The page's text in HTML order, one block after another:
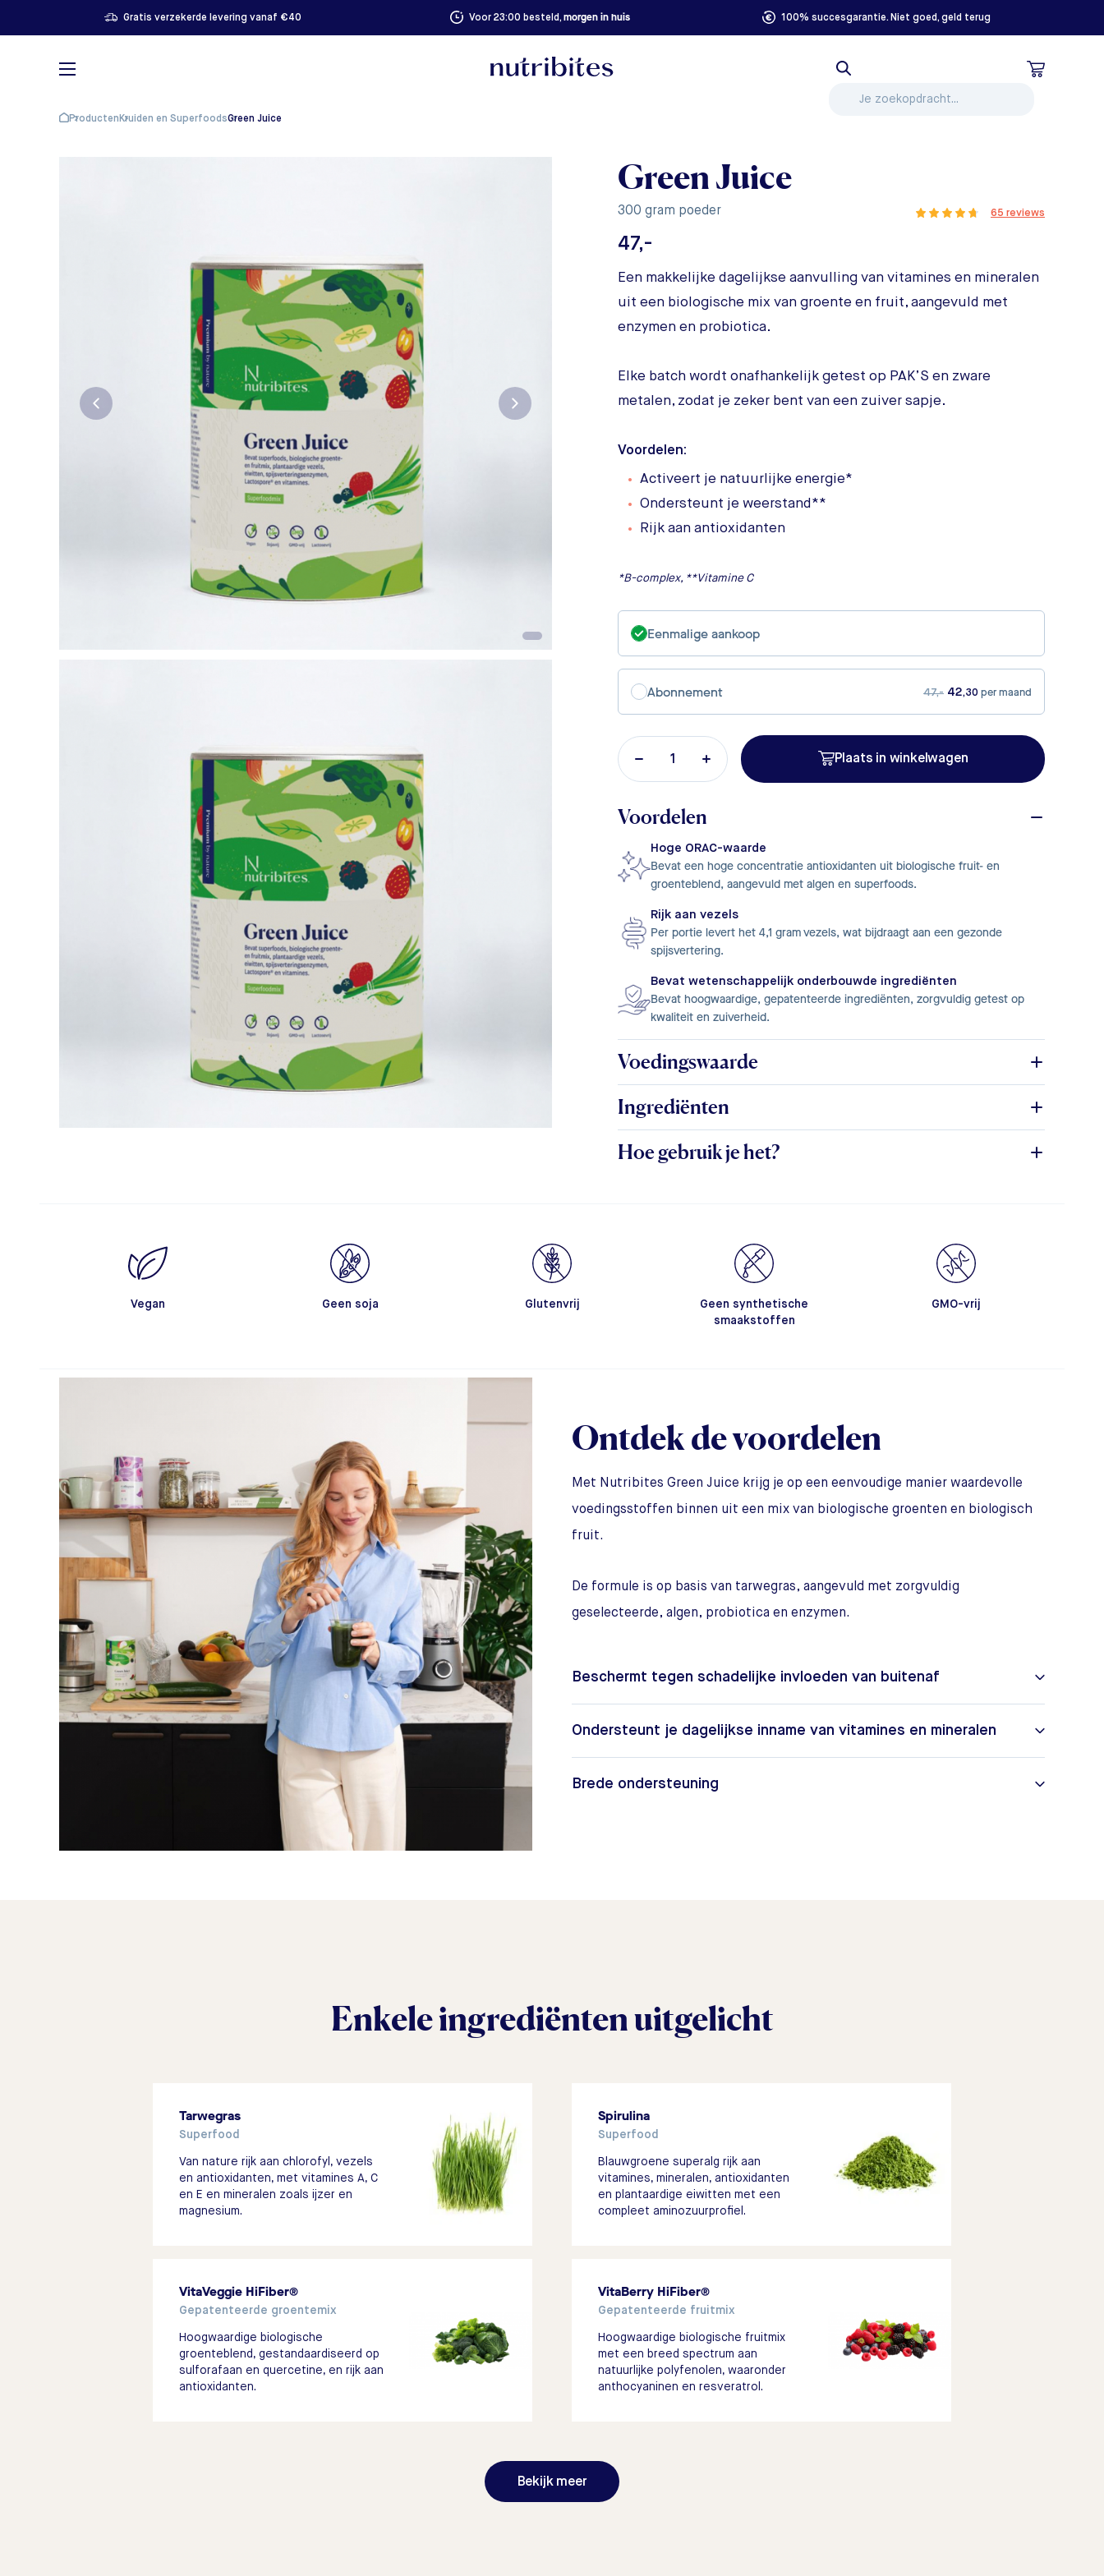
Gratis verzekerde levering vanaf €40 Voor 23:00 besteld, morgen in huis 100% succesgarantie. Niet goed, geld terug
ProductenKruiden en SuperfoodsGreen Juice
Green Juice
300 gram poeder 65 reviews
47,-
Een makkelijke dagelijkse aanvulling van vitamines en mineralen
uit een biologische mix van groente en fruit, aangevuld met
enzymen en probiotica.
Elke batch wordt onafhankelijk getest op PAK’S en zware
metalen, zodat je zeker bent van een zuiver sapje.
Voordelen:
Activeert je natuurlijke energie*
Ondersteunt je weerstand**
Rijk aan antioxidanten
*B-complex, **Vitamine C
Eenmalige aankoop
Abonnement 47,- 42,30 per maand
Plaats in winkelwagen
Voordelen
Hoge ORAC-waarde
Bevat een hoge concentratie antioxidanten uit biologische fruit- en
groenteblend, aangevuld met algen en superfoods.
Rijk aan vezels
Per portie levert het 4,1 gram vezels, wat bijdraagt aan een gezonde
spijsvertering.
Bevat wetenschappelijk onderbouwde ingrediënten
Bevat hoogwaardige, gepatenteerde ingrediënten, zorgvuldig getest op
kwaliteit en zuiverheid.
Voedingswaarde
Ingrediënten
Hoe gebruik je het?
Vegan Geen soja Glutenvrij
Geen synthetische
smaakstoffen
GMO-vrij
Ontdek de voordelen
Met Nutribites Green Juice krijg je op een eenvoudige manier waardevolle
voedingsstoffen binnen uit een mix van biologische groenten en biologisch
fruit.
De formule is op basis van tarwegras, aangevuld met zorgvuldig
geselecteerde, algen, probiotica en enzymen.
Beschermt tegen schadelijke invloeden van buitenaf
Ondersteunt je dagelijkse inname van vitamines en mineralen
Brede ondersteuning
Enkele ingrediënten uitgelicht
Tarwegras
Superfood
Van nature rijk aan chlorofyl, vezels
en antioxidanten, met vitamines A, C
en E en mineralen zoals ijzer en
magnesium.
Spirulina
Superfood
Blauwgroene superalg rijk aan
vitamines, mineralen, antioxidanten
en plantaardige eiwitten met een
compleet aminozuurprofiel.
VitaVeggie HiFiber®
Gepatenteerde groentemix
Hoogwaardige biologische
groenteblend, gestandaardiseerd op
sulforafaan en quercetine, en rijk aan
antioxidanten.
VitaBerry HiFiber®
Gepatenteerde fruitmix
Hoogwaardige biologische fruitmix
met een breed spectrum aan
natuurlijke polyfenolen, waaronder
anthocyaninen en resveratrol.
Bekijk meer